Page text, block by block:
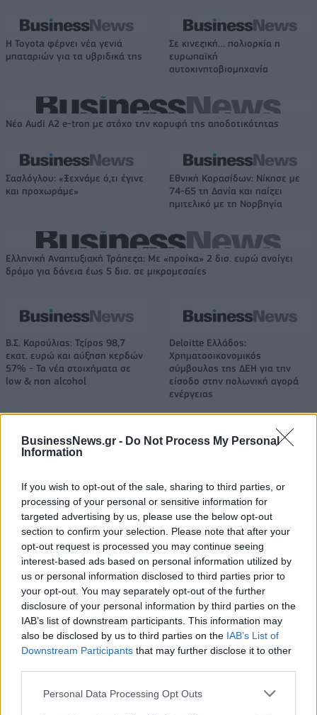
BusinessNews.gr - Do Not Process My Personal
Information
If you wish to opt-out of the sale, sharing to third parties, or
processing of your personal or sensitive information for
targeted advertising by us, please use the below opt-out
section to confirm your selection. Please note that after your
opt-out request is processed you may continue seeing
interest-based ads based on personal information utilized by
us or personal information disclosed to third parties prior to
your opt-out. You may separately opt-out of the further
disclosure of your personal information by third parties on the
IAB’s list of downstream participants. This information may
also be disclosed by us to third parties on the IAB’s List of
Downstream Participants that may further disclose it to other
Personal Data Processing Opt Outs
Η Toyota φέρνει νέα γενιά
μπαταριών για τα υβριδικά της
Σε κινεζική… πολιορκία η
ευρωπαϊκή
αυτοκινητοβιομηχανία
Νέο Audi A2 e-tron με στόχο την κορυφή της αποδοτικότητας
Σασλόγλου: «Ξεχνάμε ό,τι έγινε
και προχωράμε»
Εθνική Κορασίδων: Νίκησε με
74-65 τη Δανία και παίζει
ημιτελικό με τη Νορβηγία
Ελληνική Αναπτυξιακή Τράπεζα: Με «προίκα» 2 δισ. ευρώ ανοίγει
δρόμο για δάνεια έως 5 δισ. σε μικρομεσαίες
Β.Σ. Καρούλιας: Τζίρος 98,7
εκατ. ευρώ και αύξηση κερδών
57% - Τα νέα στοιχήματα σε
low & non alcohol
Deloitte Ελλάδος:
Χρηματοοικονομικός
σύμβουλος της ΔΕΗ για την
είσοδο στην πολωνική αγορά
ενέργειας
Η Chery επενδύει 75 εκατ. δολάρια στην KG Mobility
Το FIAT 500 Hybrid τώρα από
18.990 ευρώ
Ατρόμητος και Novibet
συνεχίζουν μαζί: Ανανέωση της
συνεργασίας τους μέχρι το
18η συνεχόμενη χρονιά για τον ΟΤΕ στη διεθνή σειρά δεικτών
FTSE4Good